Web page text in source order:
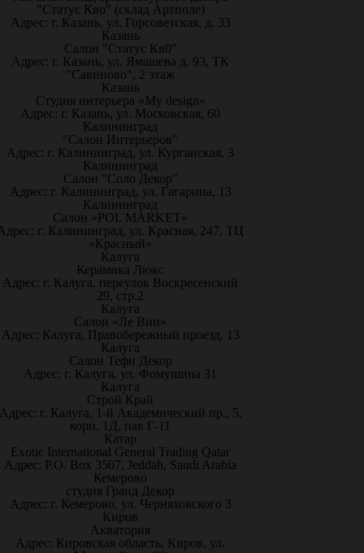
"Статус Кво" (склад Артполе)
Адрес: г. Казань, ул. Горсоветская, д. 33
Казань
Салон "Статус Кв0"
Адрес: г. Казань, ул. Ямашева д. 93, ТК
"Савиново", 2 этаж
Казань
Студия интерьера «My design»
Адрес: г. Казань, ул. Московская, 60
Калининград
"Салон Интерьеров"
Адрес: г. Калининград, ул. Курганская, 3
Калининград
Салон "Соло Декор"
Адрес: г. Калининград, ул. Гагарина, 13
Калининград
Салон «POL MARKET»
г. Калининград, ул. Красная, 247, ТЦ
«Красный»
Калуга
Керамика Люкс
Адрес: г. Калуга, переулок Воскресенский
29, стр.2
Калуга
Салон «Ле Вин»
Адрес: Калуга, Правобережный проезд, 13
Калуга
Салон Тефи Декор
Адрес: г. Калуга, ул. Фомушина 31
Калуга
Строй Край
г. Калуга, 1-й Академический пр., 5,
корп. 1Д, пав Г-11
Катар
Exotic International General Trading Qatar
Адрес: P.O. Box 3507, Jeddah, Saudi Arabia
Кемерово
студия Гранд Декор
Адрес: г. Кемерово, ул. Черняховского 3
Киров
Акватория
Адрес: Кировская область, Киров, ул.